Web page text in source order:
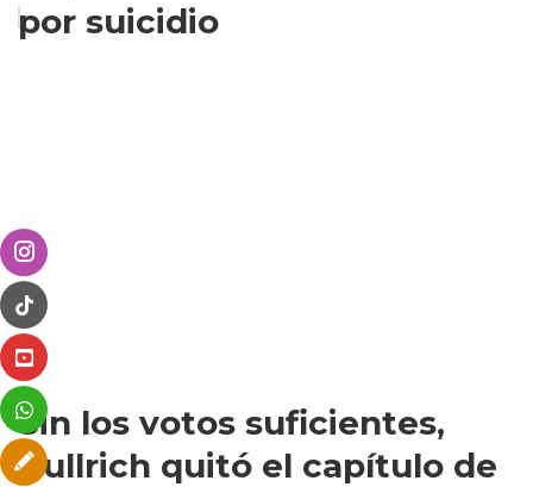
por suicidio
Sin los votos suficientes,
Bullrich quitó el capítulo de